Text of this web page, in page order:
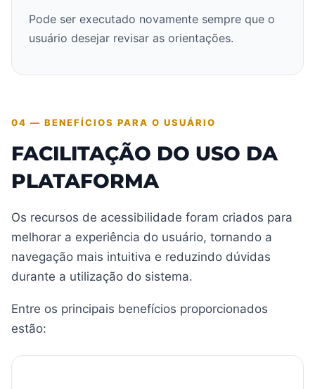
Pode ser executado novamente sempre que o
usuário desejar revisar as orientações.
04 — BENEFÍCIOS PARA O USUÁRIO
FACILITAÇÃO DO USO DA
PLATAFORMA
Os recursos de acessibilidade foram criados para
melhorar a experiência do usuário, tornando a
navegação mais intuitiva e reduzindo dúvidas
durante a utilização do sistema.
Entre os principais benefícios proporcionados
estão: